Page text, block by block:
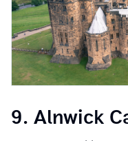
9. Alnwick